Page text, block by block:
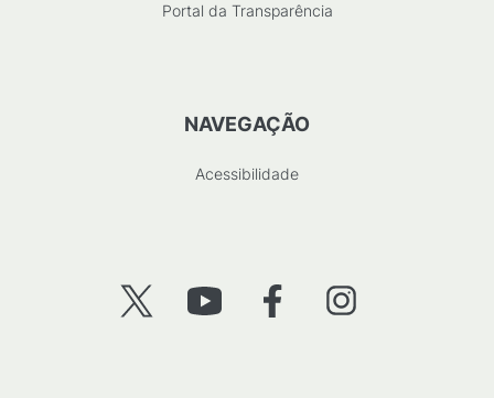
Portal da Transparência
NAVEGAÇÃO
Acessibilidade